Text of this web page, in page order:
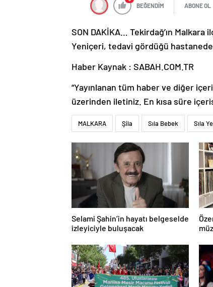
BEĞENDİM ABONE OL
SON DAKİKA… Tekirdağ’ın
Yeniçeri, tedavi gördüğü
Haber Kaynak : SABAH.COM.TR
“Yayınlanan tüm haber ve diğer
üzerinden iletiniz. En kısa süre
MALKARA Şila Sıla Bebek Sıla
Selami Şahin’in hayatı belgeselde
izleyiciyle buluşacak